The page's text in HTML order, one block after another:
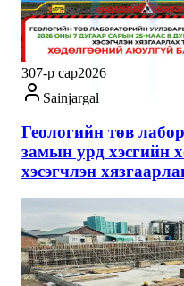
307-р сар2026
Sainjargal
Геологийн төв
замын урд хэсгийн
хэсэгчлэн